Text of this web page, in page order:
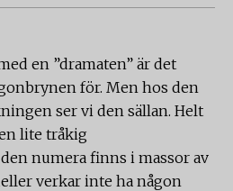
en ”dramaten” är det
för. Men hos den
ser vi den sällan. Helt
lite tråkig
numera finns i massor av
verkar inte ha någon